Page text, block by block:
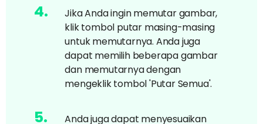
4.
Jika Anda ingin memutar gambar,
klik tombol putar masing-masing
untuk memutarnya. Anda juga
dapat memilih beberapa gambar
dan memutarnya dengan
mengeklik tombol 'Putar Semua'.
5.
Anda juga dapat menyesuaikan